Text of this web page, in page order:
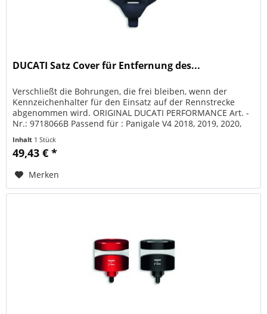
DUCATI Satz Cover für Entfernung des...
Verschließt die Bohrungen, die frei bleiben, wenn der
Kennzeichenhalter für den Einsatz auf der Rennstrecke
abgenommen wird. ORIGINAL DUCATI PERFORMANCE Art. -
Nr.: 9718066B Passend für : Panigale V4 2018, 2019, 2020,
Inhalt 1 Stück
49,43 € *
Merken